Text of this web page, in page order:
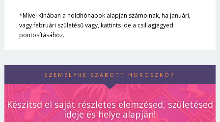
*Mivel Kínában a holdhónapok alapján számolnak, ha januári,
vagy februári születésű vagy, kattints ide a csillagjegyed
pontosításához.
SZEMÉLYRE SZABOTT HOROSZKÓP
Készítsd el saját részletes elemzésed, születésed
ideje és helye alapján!